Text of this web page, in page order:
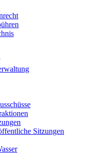
Sitzungen